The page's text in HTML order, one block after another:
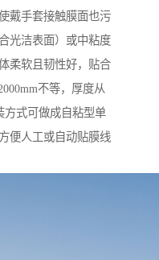
戴手套接触膜面也污
光洁表面）或中粘度
柔软且韧性好，贴合
不等，厚度从
方式可做成自粘型单
便人工或自动贴膜线